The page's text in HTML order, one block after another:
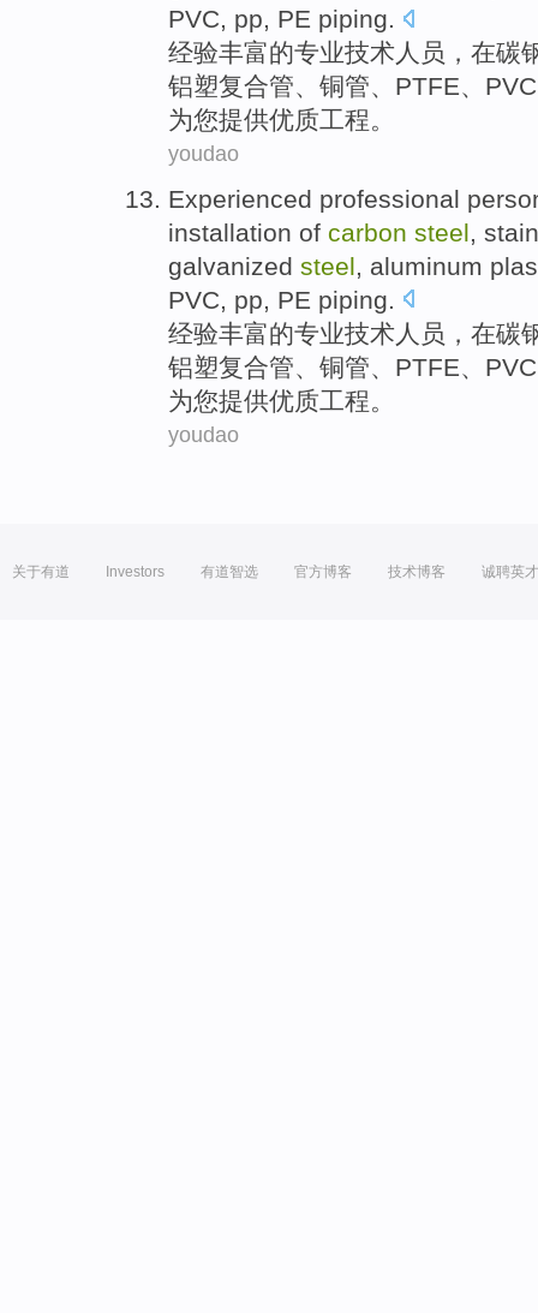
PVC, pp, PE piping.
经验丰富的专业技术人员 ， 在碳
铝塑复合管、 铜管、 PTFE、 PVC
为您提供优质工程。
youdao
Experienced professional
installation of carbon steel
galvanized steel
aluminum
PVC
pp PE piping
经验丰富的专业技术 人员 ， 在碳
铝塑复合管 铜管 PTFE PVC
为您提供优质工程。
youdao
关于有道 Investors 有道智选 官方博客 技术博客 诚聘英才